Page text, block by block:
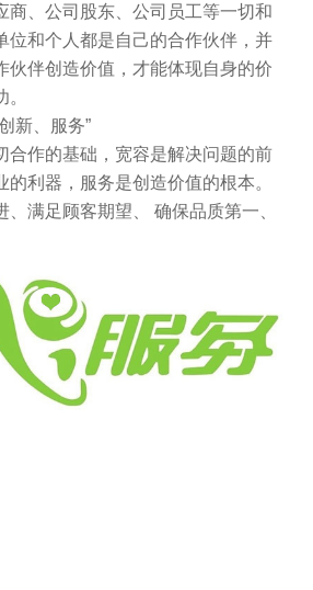
商、公司股东、公司员工等一切和
位和个人都是自己的合作伙伴，并
伙伴创造价值，才能体现自身的价
新、服务”
合作的基础，宽容是解决问题的前
利器，服务是创造价值的根本。
满足顾客期望、 确保品质第一、